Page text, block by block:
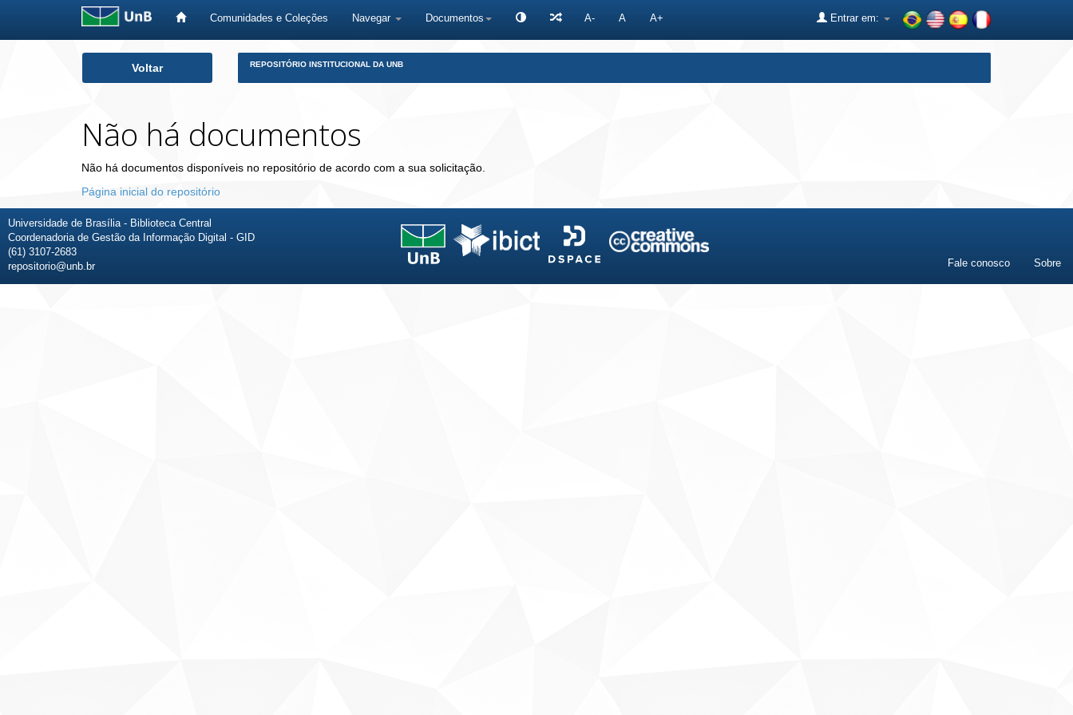
Comunidades e Coleções Navegar Documentos A- A A+ Entrar em:
Voltar REPOSITÓRIO INSTITUCIONAL DA UNB
Não há documentos
Não há documentos disponíveis no repositório de acordo com a sua solicitação.
Página inicial do repositório
Universidade de Brasília - Biblioteca Central
Coordenadoria de Gestão da Informação Digital - GID
(61) 3107-2683
repositorio@unb.br
Fale conosco Sobre